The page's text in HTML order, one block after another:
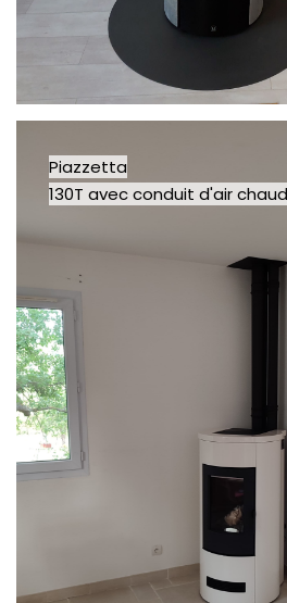
Piazzetta
130T avec conduit d'air chaud